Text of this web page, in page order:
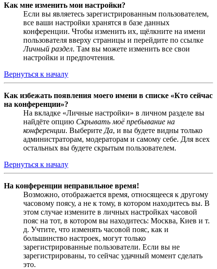
Как мне изменить мои настройки?
Если вы являетесь зарегистрированным пользователем,
все ваши настройки хранятся в базе данных
конференции. Чтобы изменить их, щёлкните на имени
пользователя вверху страницы и перейдите по ссылке
Личный раздел. Там вы можете изменить все свои
настройки и предпочтения.
Вернуться к началу
Как избежать появления моего имени в списке «Кто сейчас
на конференции»?
На вкладке «Личные настройки» в личном разделе вы
найдёте опцию Скрывать моё пребывание на
конференции. Выберите Да, и вы будете видны только
администраторам, модераторам и самому себе. Для всех
остальных вы будете скрытым пользователем.
Вернуться к началу
На конференции неправильное время!
Возможно, отображается время, относящееся к другому
часовому поясу, а не к тому, в котором находитесь вы. В
этом случае измените в личных настройках часовой
пояс на тот, в котором вы находитесь: Москва, Киев и т.
д. Учтите, что изменять часовой пояс, как и
большинство настроек, могут только
зарегистрированные пользователи. Если вы не
зарегистрированы, то сейчас удачный момент сделать
это.